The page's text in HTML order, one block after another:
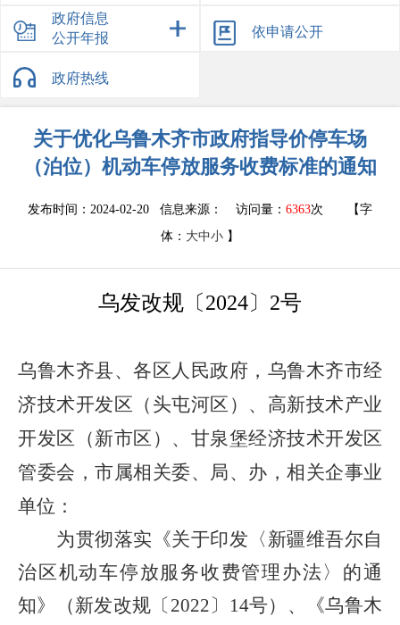
政府信息
公开年报
依申请公开
政府热线
关于优化乌鲁木齐市政府指导价停车场
（泊位）机动车停放服务收费标准的通知
发布时间：2024-02-20 信息来源： 访问量： 6363次
【字
体： 大中小 】
乌发改规 〔2024〕 2号
乌鲁木齐县、 各区人民政府，乌鲁木齐市经
济技术开发区（头屯河区） 、 高新技术产业
开发区（新市区）、甘泉堡经济技术开发区
管委会， 市属相关委、局、办，相关企事业
单位 ：
为贯彻落实《关于印发〈新疆维吾尔自
治区机动车停放服务收费管理办法〉的通
知》（新发改规〔 2022〕 14号）、《乌鲁木